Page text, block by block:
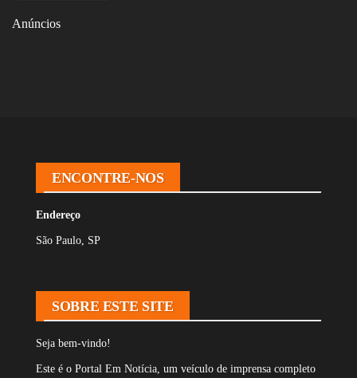
Anúncios
ENCONTRE-NOS
Endereço
São Paulo, SP
SOBRE ESTE SITE
Seja bem-vindo!
Este é o Portal Em Notícia, um veículo de imprensa completo